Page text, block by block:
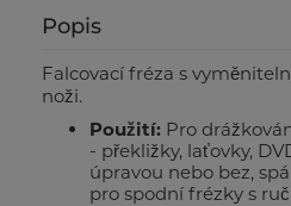
Popis
Falcovací fréza s
noži.
Použití: Pro
- překližky, laťovky,
úpravou nebo bez,
pro spodní frézky s